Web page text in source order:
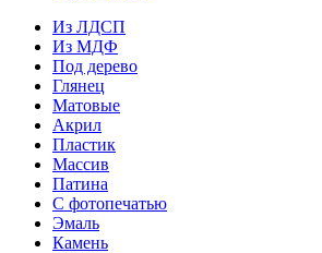
Из ЛДСП
Из МДФ
Под дерево
Глянец
Матовые
Акрил
Пластик
Массив
Патина
С фотопечатью
Эмаль
Камень